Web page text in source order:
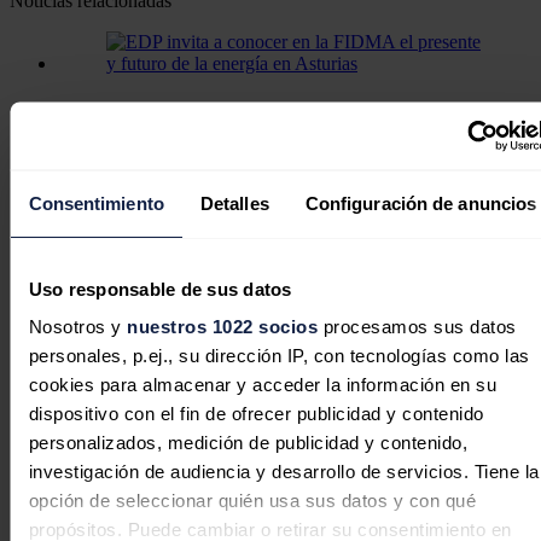
Consentimiento Detalles Configuración de anuncios
Uso responsable de sus datos
Nosotros y nuestros 1022 sociosprocesamos sus datos
personales, p.ej., su dirección IP, con tecnologías como las
cookies para almacenar y acceder la información en su
dispositivo con el fin de ofrecer publicidad y contenido
personalizados, medición de publicidad y contenido,
investigación de audiencia y desarrollo de servicios. Tiene la
opción de seleccionar quién usa sus datos y con qué
propósitos. Puede cambiar o retirar su consentimiento en
EDP invita a conocer en la FIDMA el
presente y futuro de la energía en
El almacenamiento energético entra
en la primera división de la industria
eléctrica
Héctor Hugo Riojas González31/07/2026